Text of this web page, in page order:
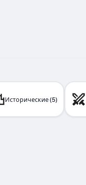
Исторические (5)